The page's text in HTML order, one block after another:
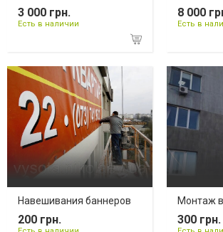
3 000 грн.
Есть в наличии
8 000
Есть в
Навешивания баннеров
200 грн.
Монтаж
300 грн.